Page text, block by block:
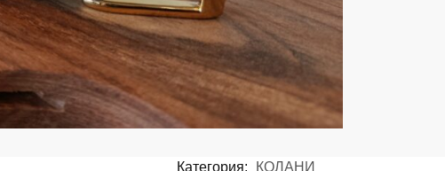
Категория: КОЛАНИ